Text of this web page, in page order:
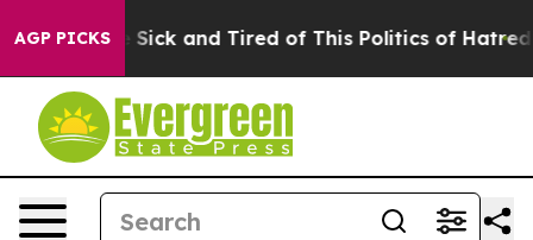
AGP PICKS
Are Sick and Tired of This Politics of Hatred” The